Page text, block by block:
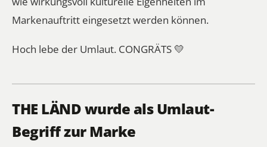
Markenauftritt eingesetzt werden können.
Hoch lebe der Umlaut. CONGRÄTS 💛
THE LÄND wurde als Umlaut-
Begriff zur Marke